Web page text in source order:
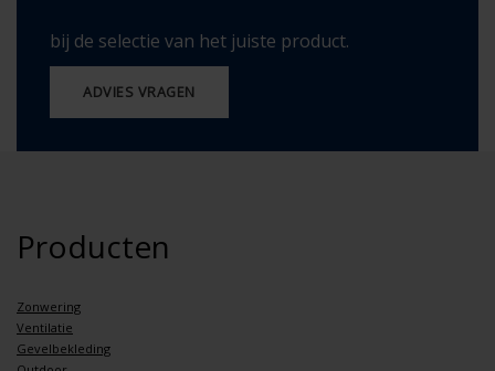
bij de selectie van het juiste product.
ADVIES VRAGEN
Producten
Zonwering
Ventilatie
Gevelbekleding